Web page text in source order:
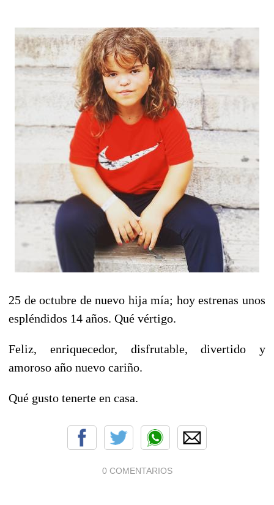
25 de octubre de nuevo hija mía; hoy estrenas unos
espléndidos 14 años. Qué vértigo.
Feliz, enriquecedor, disfrutable, divertido y
amoroso año nuevo cariño.
Qué gusto tenerte en casa.
0 COMENTARIOS